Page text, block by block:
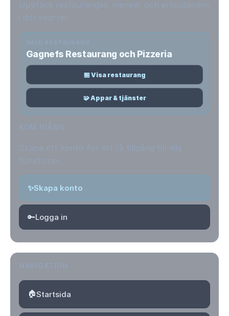
Gagnefs Restaurang och Pizzeria
🏪 Visa restaurang
🧩 Appar & tjänster
✨Skapa konto
🔑Logga in
🏠Startsida